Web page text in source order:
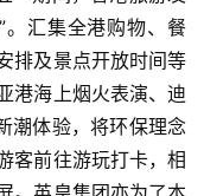
。汇集全港购物、餐
排及景点开放时间等
港海上烟火表演、迪
潮体验，将环保理念
客前往游玩打卡，相